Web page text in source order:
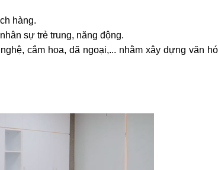
hàng.
sự trẻ trung, năng động.
cắm hoa, dã ngoại,... nhằm xây dựng văn